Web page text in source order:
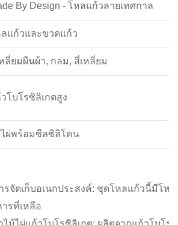
By Design - โหลแก้วลายเทศกาล
แก้วและขวดแก้ว
ลี่ยมผืนผ้า, กลม, สี่เหลี่ยม
โบโรซิลิเกตสูง
ผ่พร้อมซีลซิลิโคน
รจัดเก็บอเนกประสงค์: ชุดโหลแก้วนี้มีโห
รที่เหลือ